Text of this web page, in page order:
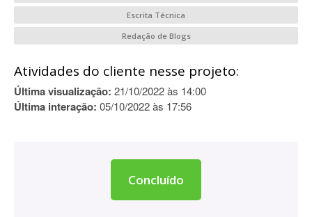
Escrita Técnica
Redação de Blogs
Atividades do cliente nesse projeto:
Última visualização: 21/10/2022 às 14:00
Última interação: 05/10/2022 às 17:56
Concluído